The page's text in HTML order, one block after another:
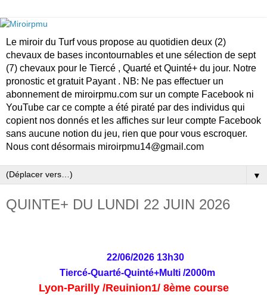
Le miroir du Turf vous propose au quotidien deux (2)
chevaux de bases incontournables et une sélection de sept
(7) chevaux pour le Tiercé , Quarté et Quinté+ du jour. Notre
pronostic et gratuit Payant . NB: Ne pas effectuer un
abonnement de miroirpmu.com sur un compte Facebook ni
YouTube car ce compte a été piraté par des individus qui
copient nos donnés et les affiches sur leur compte Facebook
sans aucune notion du jeu, rien que pour vous escroquer.
Nous cont désormais miroirpmu14@gmail.com
▼
QUINTE+ DU LUNDI 22 JUIN 2026
22/06/2026 13h30
Tiercé-Quarté-Quinté+Multi /2000m
Lyon-Parilly /Reuinion1/ 8ème course